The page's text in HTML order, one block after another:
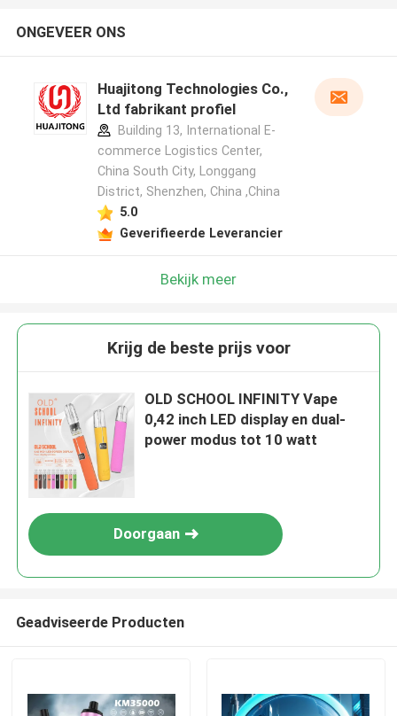
ONGEVEER ONS
Huajitong Technologies Co.,
Ltd fabrikant profiel
Building 13, International E-
commerce Logistics Center,
China South City, Longgang
District, Shenzhen, China ,China
5.0
Geverifieerde Leverancier
Bekijk meer
Krijg de beste prijs voor
OLD SCHOOL INFINITY Vape
0,42 inch LED display en dual-
power modus tot 10 watt
Doorgaan
Geadviseerde Producten